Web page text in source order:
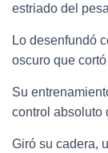
estriado del
Lo desenfundó
oscuro que
Su
control absoluto
Giró su cadera,